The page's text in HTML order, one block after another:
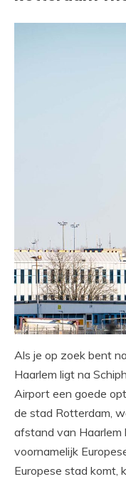
Als je op zoek bent
Haarlem ligt na
Airport een goede
de stad Rotterdam,
afstand van Haarlem
voornamelijk
Europese stad komt,